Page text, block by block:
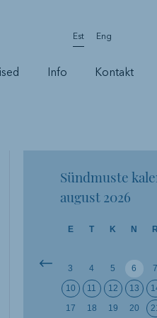
Est Eng
Info Kontakt
Sündmuste
august 2026
E T K N R
3
4 5 6 7
10
11 12 13
17
18 19 20